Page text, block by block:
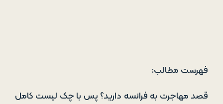
فهرست مطالب:
قصد مهاجرت به فرانسه دارید؟ پس با چک لیست کامل